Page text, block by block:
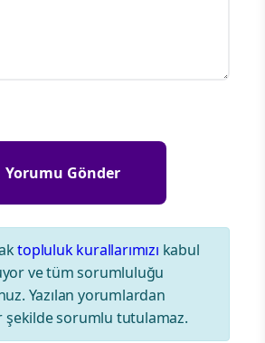
topluluk kurallarımızı kabul
ve tüm sorumluluğu
Yazılan yorumlardan
şekilde sorumlu tutulamaz.